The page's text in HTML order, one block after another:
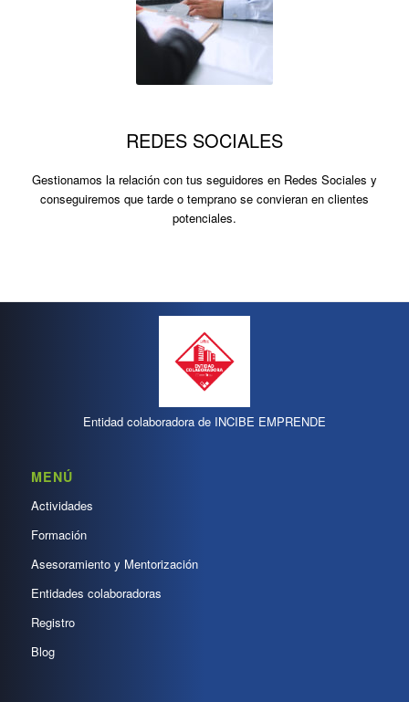
REDES SOCIALES
Gestionamos la relación con tus seguidores en Redes Sociales y
conseguiremos que tarde o temprano se convieran en clientes
potenciales.
Entidad colaboradora de INCIBE EMPRENDE
MENÚ
Actividades
Formación
Asesoramiento y Mentorización
Entidades colaboradoras
Registro
Blog